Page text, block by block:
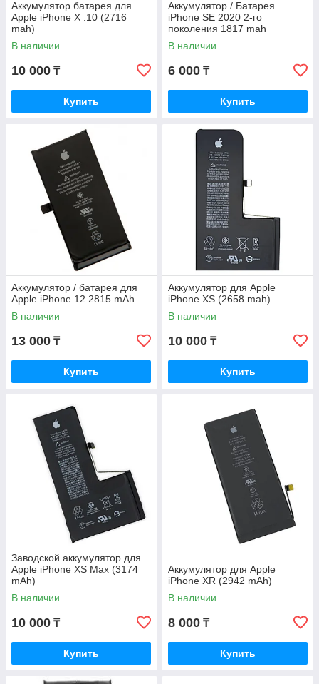
Аккумулятор батарея для
Apple iPhone X .10 (2716
mah)
В наличии
10 000 ₸
Купить
Аккумулятор / Батарея
iPhone SE 2020 2-го
поколения 1817 mah
В наличии
6 000 ₸
Купить
Аккумулятор / батарея для
Apple iPhone 12 2815 mAh
В наличии
13 000 ₸
Купить
Аккумулятор для Apple
iPhone XS (2658 mah)
В наличии
10 000 ₸
Купить
Заводской аккумулятор для
Apple iPhone XS Max (3174
mAh)
В наличии
10 000 ₸
Купить
Аккумулятор для Apple
iPhone XR (2942 mAh)
В наличии
8 000 ₸
Купить